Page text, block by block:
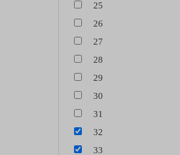
25
26
27
28
29
30
31
32
33